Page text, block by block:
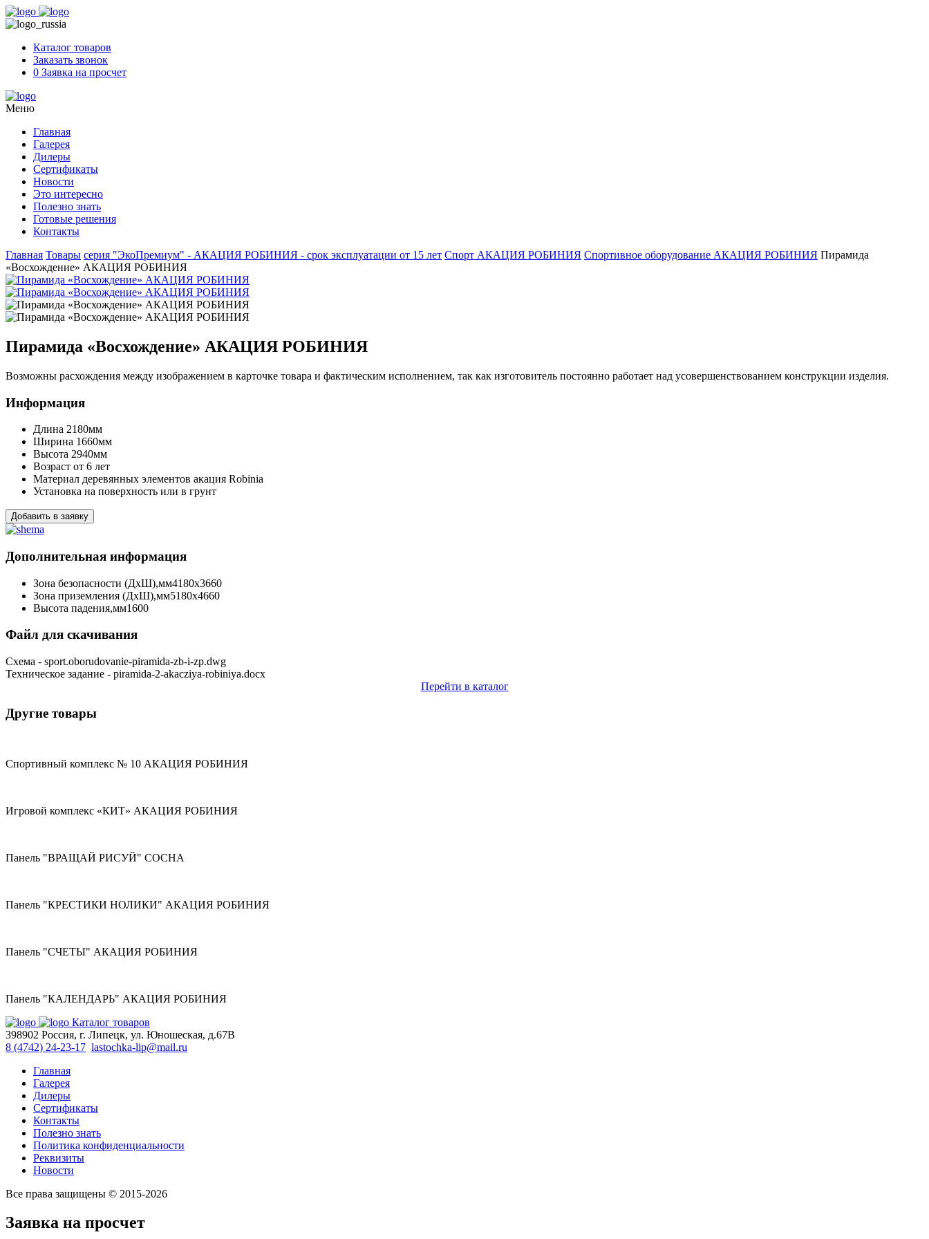
Skip
to
Каталог товаров
Заказать звонок
0 Заявка на просчет
Меню
Главная
Галерея
Дилеры
Сертификаты
Новости
Это интересно
Полезно знать
Готовые решения
Контакты
Главная Товары серия "ЭкоПремиум" - АКАЦИЯ РОБИНИЯ - срок эксплуатации от 15 лет Спорт АКАЦИЯ РОБИНИЯ Спортивное оборудование АКАЦИЯ РОБИНИЯ Пирамида
«Восхождение» АКАЦИЯ РОБИНИЯ
Пирамида «Восхождение» АКАЦИЯ РОБИНИЯ
Возможны расхождения между изображением в карточке товара и фактическим исполнением, так как изготовитель постоянно работает над усовершенствованием конструкции изделия.
Информация
Длина 2180мм
Ширина 1660мм
Высота 2940мм
Возраст от 6 лет
Материал деревянных элементов акация Robinia
Установка на поверхность или в грунт
Добавить в заявку
Дополнительная информация
Зона безопасности (ДхШ),мм4180х3660
Зона приземления (ДхШ),мм5180х4660
Высота падения,мм1600
Файл для скачивания
Схема - sport.oborudovanie-piramida-zb-i-zp.dwg
Техническое задание - piramida-2-akacziya-robiniya.docx
Перейти в каталог
Другие товары
Спортивный комплекс № 10 АКАЦИЯ РОБИНИЯ
Игровой комплекс «КИТ» АКАЦИЯ РОБИНИЯ
Панель "ВРАЩАЙ РИСУЙ" СОСНА
Панель "КРЕСТИКИ НОЛИКИ" АКАЦИЯ РОБИНИЯ
Панель "СЧЕТЫ" АКАЦИЯ РОБИНИЯ
Панель "КАЛЕНДАРЬ" АКАЦИЯ РОБИНИЯ
Каталог товаров
398902 Россия, г. Липецк, ул. Юношеская, д.67В
8 (4742) 24-23-17 lastochka-lip@mail.ru
Главная
Галерея
Дилеры
Сертификаты
Контакты
Полезно знать
Политика конфиденциальности
Реквизиты
Новости
Все права защищены © 2015-2026
Заявка на просчет